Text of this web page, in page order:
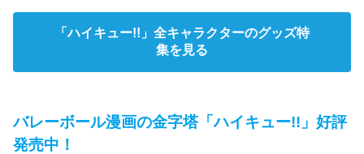
「ハイキュー!!」全キャラクターのグッズ特
集を見る
バレーボール漫画の金字塔「ハイキュー!!」好評
発売中！